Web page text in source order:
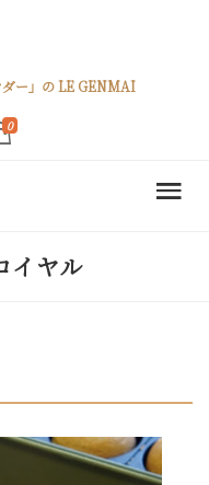
ー」の LE GENMAI
0
イヤル